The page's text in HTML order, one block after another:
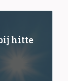
hitte